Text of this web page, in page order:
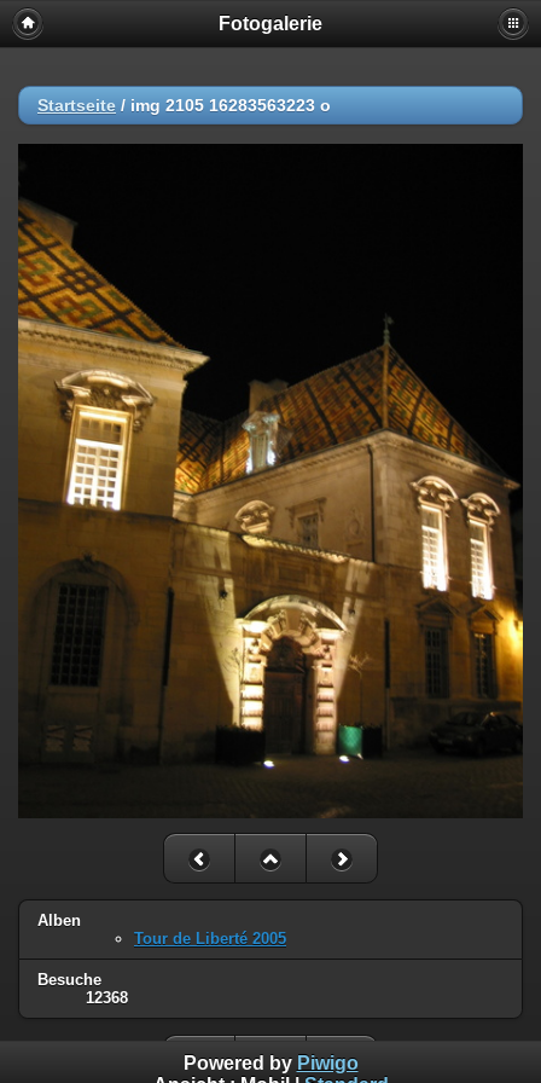
Fotogalerie
Startseite / img 2105 16283563223 o
Alben
Tour de Liberté 2005
Besuche
12368
Powered by Piwigo